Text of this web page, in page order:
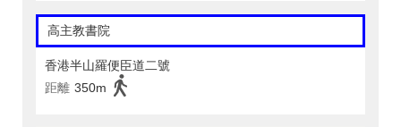
高主教書院
香港半山羅便臣道二號
距離 350m